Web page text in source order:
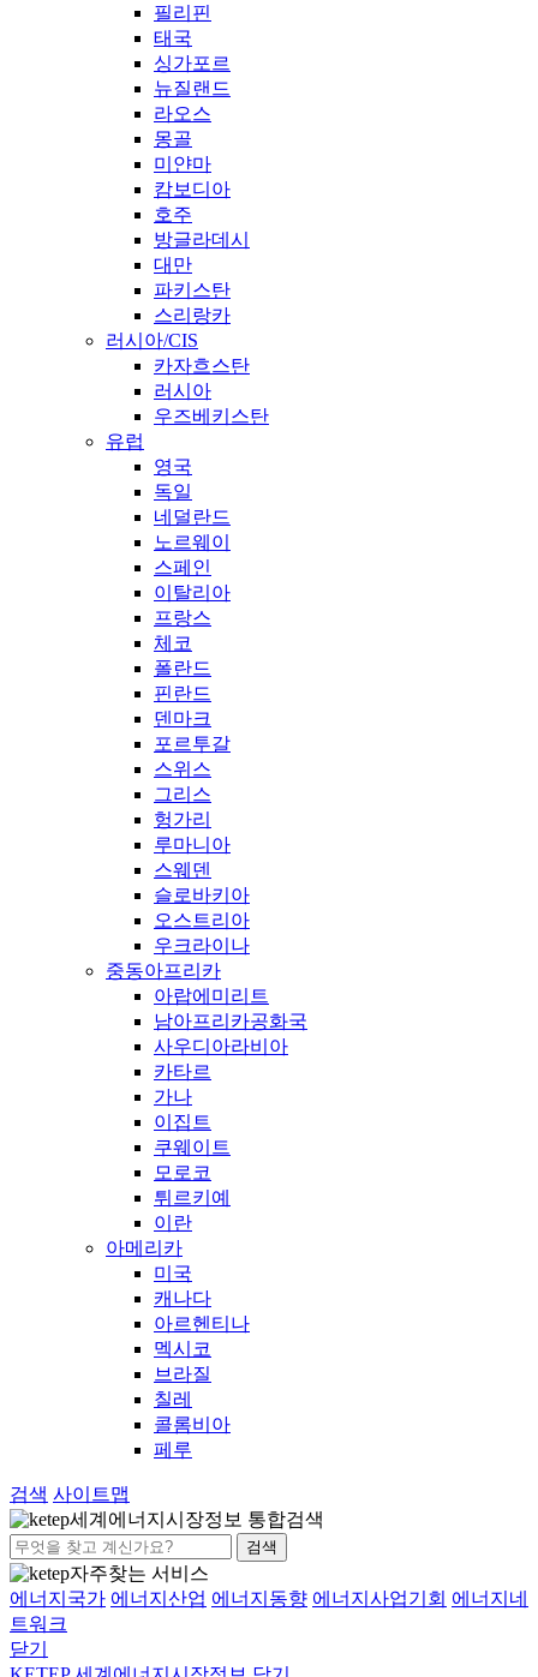
필리핀
태국
싱가포르
뉴질랜드
라오스
몽골
미얀마
캄보디아
호주
방글라데시
대만
파키스탄
스리랑카
러시아/CIS
카자흐스탄
러시아
우즈베키스탄
유럽
영국
독일
네덜란드
노르웨이
스페인
이탈리아
프랑스
체코
폴란드
핀란드
덴마크
포르투갈
스위스
그리스
헝가리
루마니아
스웨덴
슬로바키아
오스트리아
우크라이나
중동아프리카
아랍에미리트
남아프리카공화국
사우디아라비아
카타르
가나
이집트
쿠웨이트
모로코
튀르키예
이란
아메리카
미국
캐나다
아르헨티나
멕시코
브라질
칠레
콜롬비아
페루
검색 사이트맵
세계에너지시장정보 통합검색
검색
자주찾는 서비스
에너지국가 에너지산업 에너지동향 에너지사업기회 에너지네
트워크
닫기